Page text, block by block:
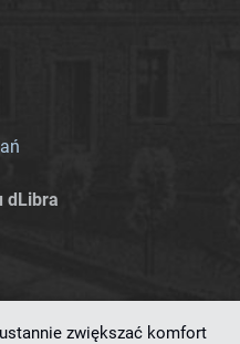
dLibra
zwiększać komfort